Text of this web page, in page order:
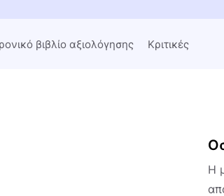
βιβλίο αξιολόγησης Κριτικές
Η